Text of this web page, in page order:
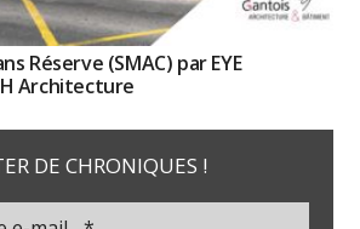
Réserve (SMAC) par EYE
Architecture
DE CHRONIQUES !